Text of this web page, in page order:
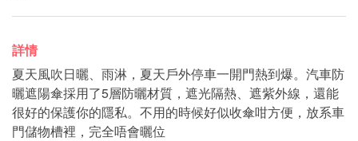
詳情
夏天風吹日曬、雨淋，夏天戶外停車一開門熱到爆。汽車防
曬遮陽傘採用了5層防曬材質，遮光隔熱、遮紫外線，還能
很好的保護你的隱私。不用的時候好似收傘咁方便，放系車
門儲物槽裡，完全唔會曬位